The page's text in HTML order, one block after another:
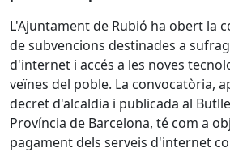
L'Ajuntament de Rubió ha obert la
de subvencions destinades a
d'internet i accés a les noves
veïnes del poble. La convocatòria,
decret d'alcaldia i publicada al
Província de Barcelona, té com a
pagament dels serveis d'internet